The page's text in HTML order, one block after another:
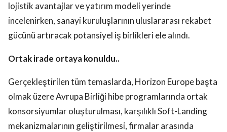
lojistik avantajlar ve yatırım modeli yerinde
incelenirken, sanayi kuruluşlarının uluslararası rekabet
gücünü artıracak potansiyel iş birlikleri ele alındı.
Ortak irade ortaya konuldu..
Gerçekleştirilen tüm temaslarda, Horizon Europe başta
olmak üzere Avrupa Birliği hibe programlarında ortak
konsorsiyumlar oluşturulması, karşılıklı Soft-Landing
mekanizmalarının geliştirilmesi, firmalar arasında